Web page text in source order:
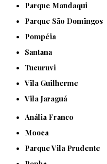
Parque Mandaqui
Parque São Domingos
Pompéia
Santana
Tucuruvi
Vila Guilherme
Vila Jaraguá
Anália Franco
Mooca
Parque Vila Prudente